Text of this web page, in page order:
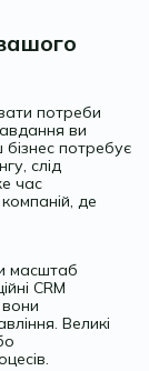
потреби
ви
потребує
слід
час
де
масштаб
CRM
Великі